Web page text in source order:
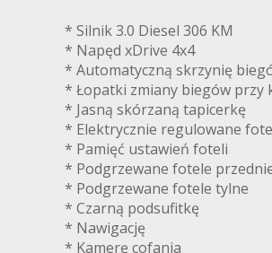
* Silnik 3.0 Diesel 306 KM
* Napęd xDrive 4x4
* Automatyczną skrzynię
* Łopatki zmiany biegów przy
* Jasną skórzaną tapicerkę
* Elektrycznie regulowane
* Pamięć ustawień foteli
* Podgrzewane fotele
* Podgrzewane fotele tylne
* Czarną podsufitkę
* Nawigację
* Kamerę cofania